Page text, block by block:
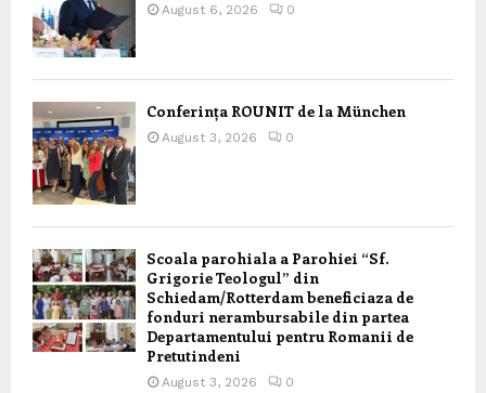
August 6, 2026 0
Conferința ROUNIT de la München
August 3, 2026 0
Scoala parohiala a Parohiei “Sf.
Grigorie Teologul” din
Schiedam/Rotterdam beneficiaza de
fonduri nerambursabile din partea
Departamentului pentru Romanii de
Pretutindeni
August 3, 2026 0